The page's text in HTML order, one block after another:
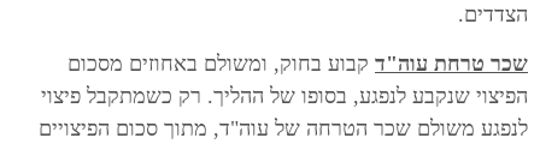
הצדדים.
שכר טרחת עוה"ד קבוע בחוק, ומשולם באחוזים מסכום
הפיצוי שנקבע לנפגע, בסופו של ההליך. רק כשמתקבל פיצוי
לנפגע משולם שכר הטרחה של עוה"ד, מתוך סכום הפיצויים